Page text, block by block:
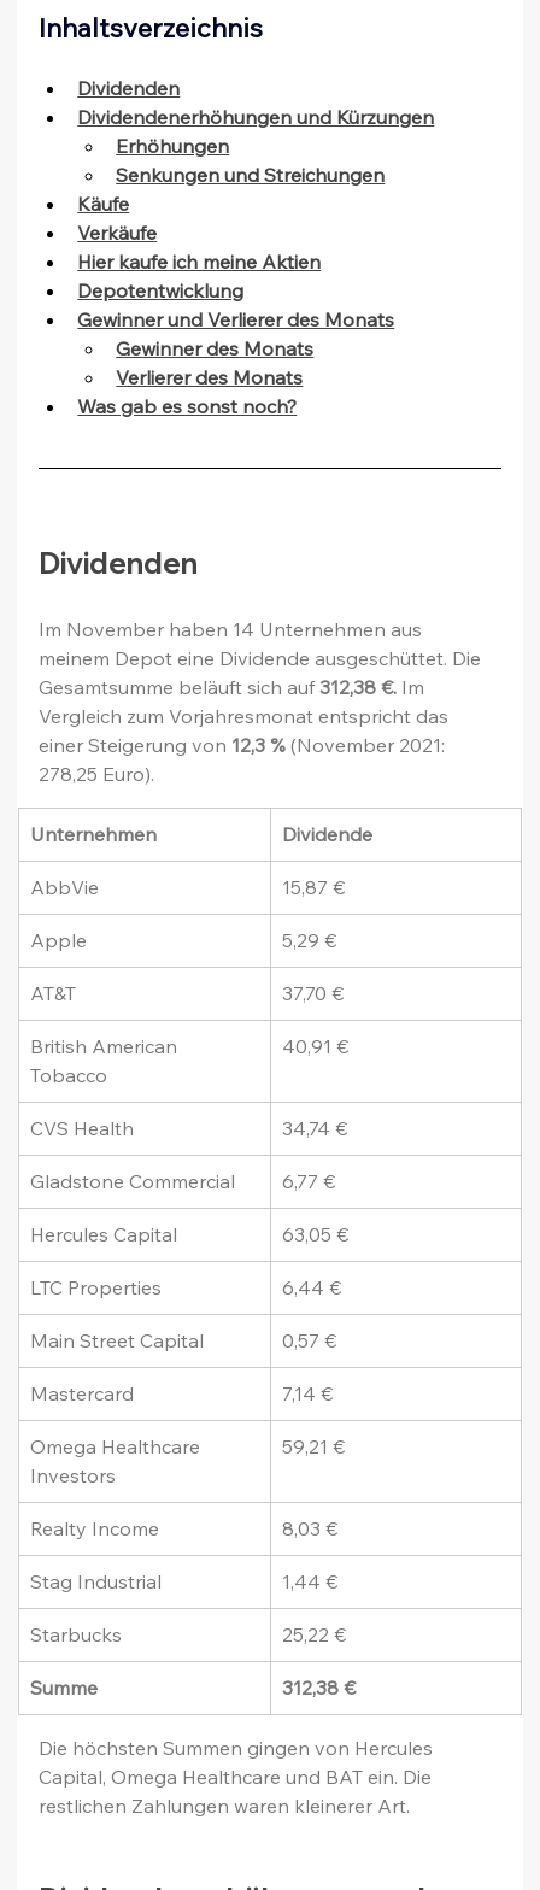
Inhaltsverzeichnis
Dividenden
Dividendenerhöhungen und Kürzungen
Erhöhungen
Senkungen und Streichungen
Käufe
Verkäufe
Hier kaufe ich meine Aktien
Depotentwicklung
Gewinner und Verlierer des Monats
Gewinner des Monats
Verlierer des Monats
Was gab es sonst noch?
Dividenden
Im November haben 14 Unternehmen aus
meinem Depot eine Dividende ausgeschüttet. Die
Gesamtsumme beläuft sich auf 312,38 €. Im
Vergleich zum Vorjahresmonat entspricht das
einer Steigerung von 12,3 % (November 2021:
278,25 Euro).
Unternehmen Dividende
AbbVie 15,87 €
Apple 5,29 €
AT&T 37,70 €
British American
Tobacco
40,91 €
CVS Health 34,74 €
Gladstone Commercial 6,77 €
Hercules Capital 63,05 €
LTC Properties 6,44 €
Main Street Capital 0,57 €
Mastercard 7,14 €
Omega Healthcare
Investors
59,21 €
Realty Income 8,03 €
Stag Industrial 1,44 €
Starbucks 25,22 €
Summe 312,38 €
Die höchsten Summen gingen von Hercules
Capital, Omega Healthcare und BAT ein. Die
restlichen Zahlungen waren kleinerer Art.